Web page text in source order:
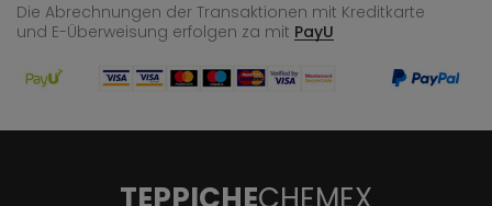
Die Abrechnungen der Transaktionen mit Kreditkarte
und E-Überweisung erfolgen za mit PayU